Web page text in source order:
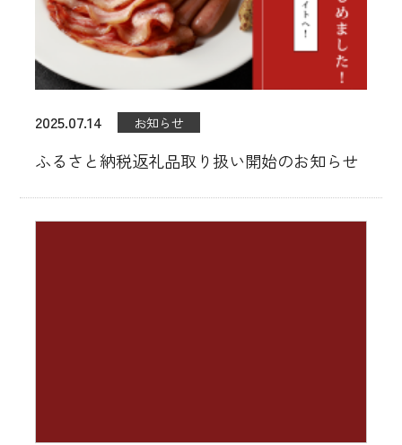
2025.07.14 お知らせ
ふるさと納税返礼品取り扱い開始のお知らせ